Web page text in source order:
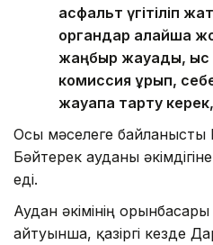
асфальт үгітіліп
органдар қалайша
жаңбыр жауады, қыс
комиссия құрып,
жауапқа тарту
Осы мәселеге байланысты
Бәйтерек ауданы
еді.
Аудан әкімінің
айтуынша, қазіргі кезде